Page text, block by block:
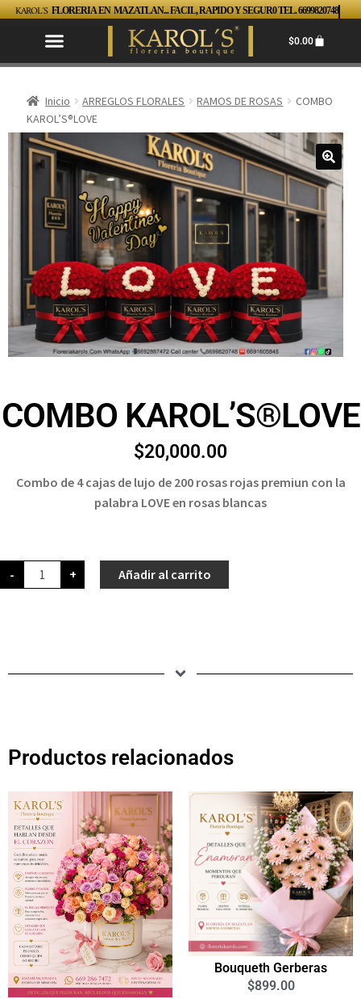
KAROL´S FLORERIA EN MAZATLAN... FACIL, RAPIDO Y SEGUR0 TEL. 6699820748
$0.00
Inicio ARREGLOS FLORALES RAMOS DE ROSAS
COMBO
KAROL’S®️LOVE
COMBO KAROL’S®️LOVE
$20,000.00
Combo de 4 cajas de lujo de 200 rosas rojas premiun con la
palabra LOVE en rosas blancas
- + Añadir al carrito
Productos relacionados
Bouqueth Gerberas
$899.00